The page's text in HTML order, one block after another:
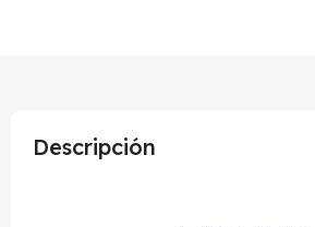
Descripción